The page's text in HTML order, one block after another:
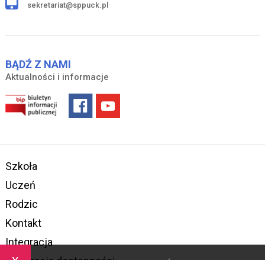
sekretariat@sppuck.pl
BĄDŹ Z NAMI
Aktualności i informacje
Szkoła
Uczeń
Rodzic
Kontakt
Integracja